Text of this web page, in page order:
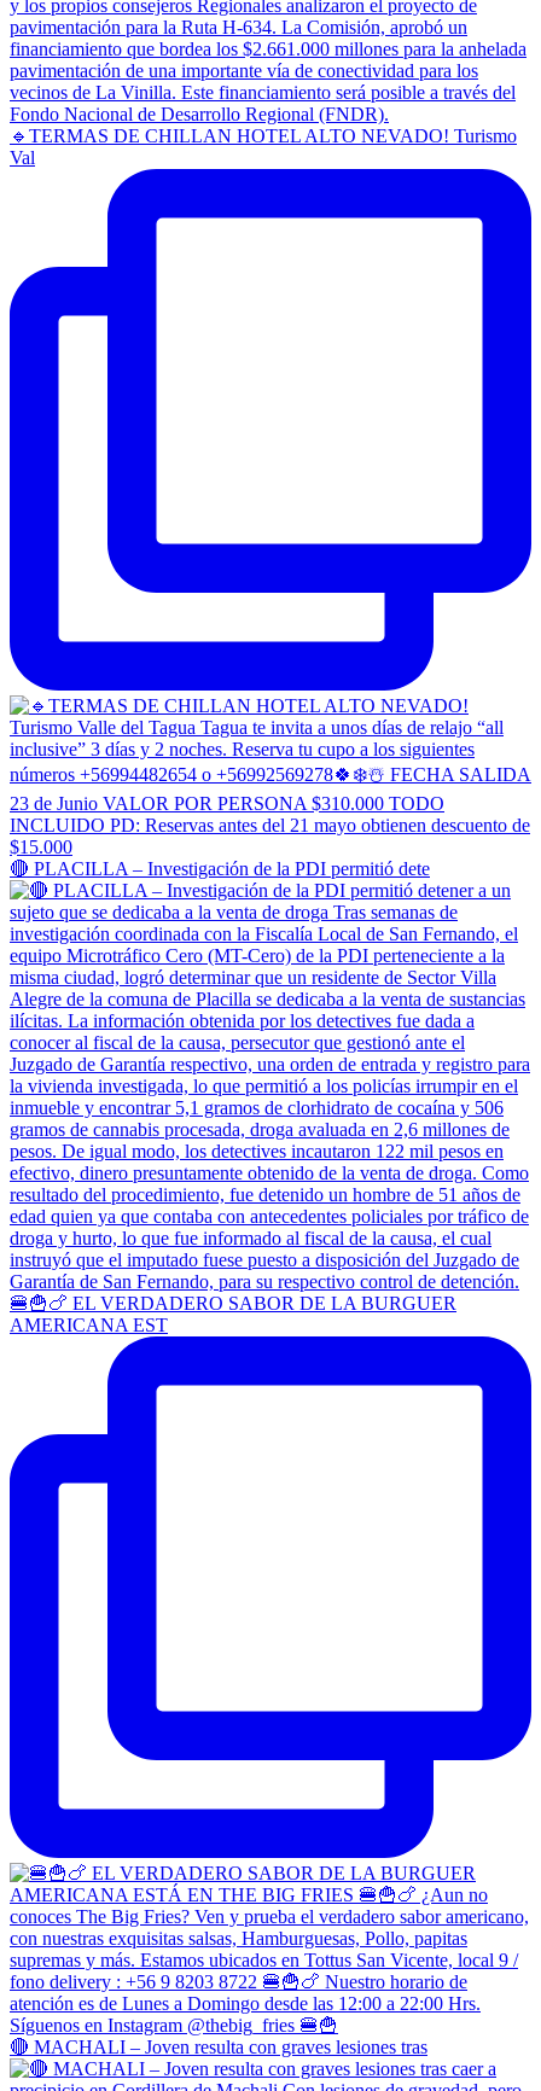
🔹TERMAS DE CHILLAN HOTEL ALTO NEVADO! Turismo
Val
🔴 PLACILLA – Investigación de la PDI permitió dete
🍔🍟🍗 EL VERDADERO SABOR DE LA BURGUER
AMERICANA EST
🔴 MACHALI – Joven resulta con graves lesiones tras